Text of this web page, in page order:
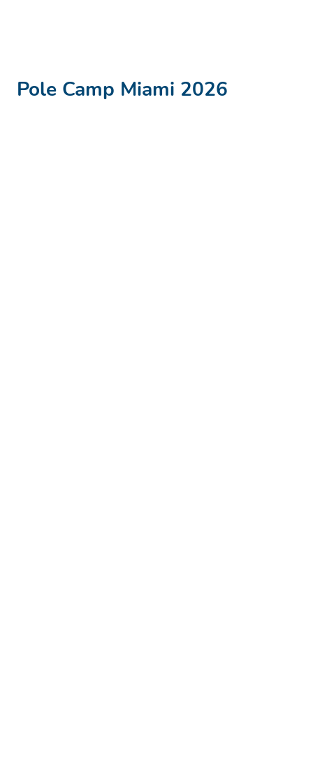
Pole Camp Miami 2026